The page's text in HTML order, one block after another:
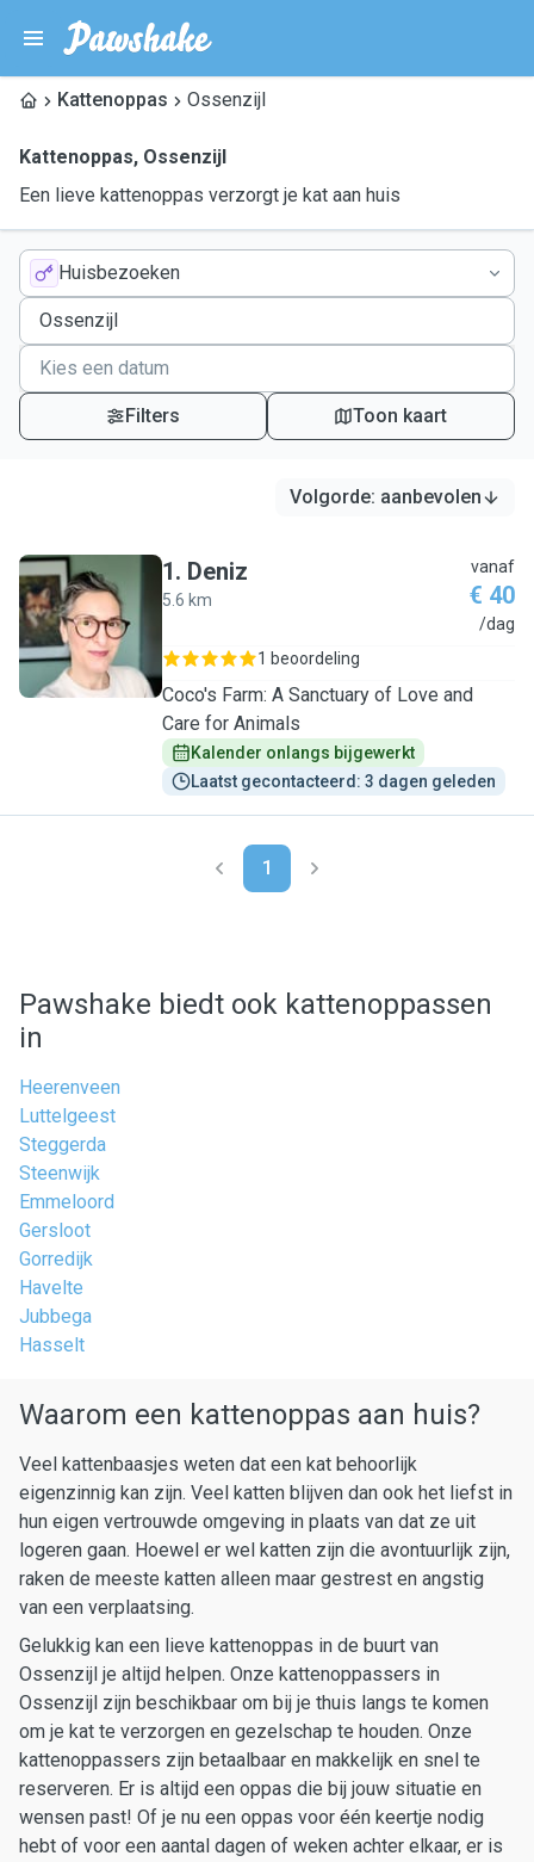
Kattenoppas Ossenzijl
Kattenoppas, Ossenzijl
Een lieve kattenoppas verzorgt je kat aan huis
Huisbezoeken
Filters Toon kaart
Volgorde: aanbevolen
D
1. Deniz
5.6 km
vanaf
€ 40
/dag
1 beoordeling
Coco's Farm: A Sanctuary of Love and
Care for Animals
Kalender onlangs bijgewerkt
Laatst gecontacteerd: 3 dagen geleden
1
Pawshake biedt ook kattenoppassen
in
Heerenveen
Luttelgeest
Steggerda
Steenwijk
Emmeloord
Gersloot
Gorredijk
Havelte
Jubbega
Hasselt
Waarom een kattenoppas aan huis?
Veel kattenbaasjes weten dat een kat behoorlijk
eigenzinnig kan zijn. Veel katten blijven dan ook het liefst in
hun eigen vertrouwde omgeving in plaats van dat ze uit
logeren gaan. Hoewel er wel katten zijn die avontuurlijk zijn,
raken de meeste katten alleen maar gestrest en angstig
van een verplaatsing.
Gelukkig kan een lieve kattenoppas in de buurt van
Ossenzijl je altijd helpen. Onze kattenoppassers in
Ossenzijl zijn beschikbaar om bij je thuis langs te komen
om je kat te verzorgen en gezelschap te houden. Onze
kattenoppassers zijn betaalbaar en makkelijk en snel te
reserveren. Er is altijd een oppas die bij jouw situatie en
wensen past! Of je nu een oppas voor één keertje nodig
hebt of voor een aantal dagen of weken achter elkaar, er is